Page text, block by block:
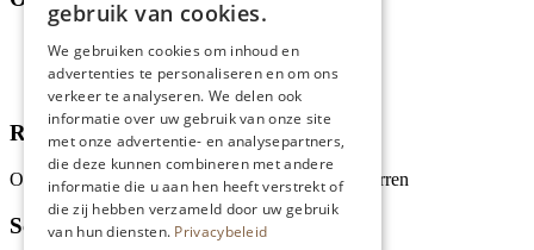
Wie zijn wij?
Recepten
Tips
Recensies
Onze klanten waarderen ons met 4.9 van de 5 sterren
Schrijf je in voor onze nieuwsbrief
gebruik van cookies.
We gebruiken cookies om inhoud en
advertenties te personaliseren en om ons
verkeer te analyseren. We delen ook
informatie over uw gebruik van onze site
met onze advertentie- en analysepartners,
die deze kunnen combineren met andere
informatie die u aan hen heeft verstrekt of
die zij hebben verzameld door uw gebruik
van hun diensten. Privacybeleid